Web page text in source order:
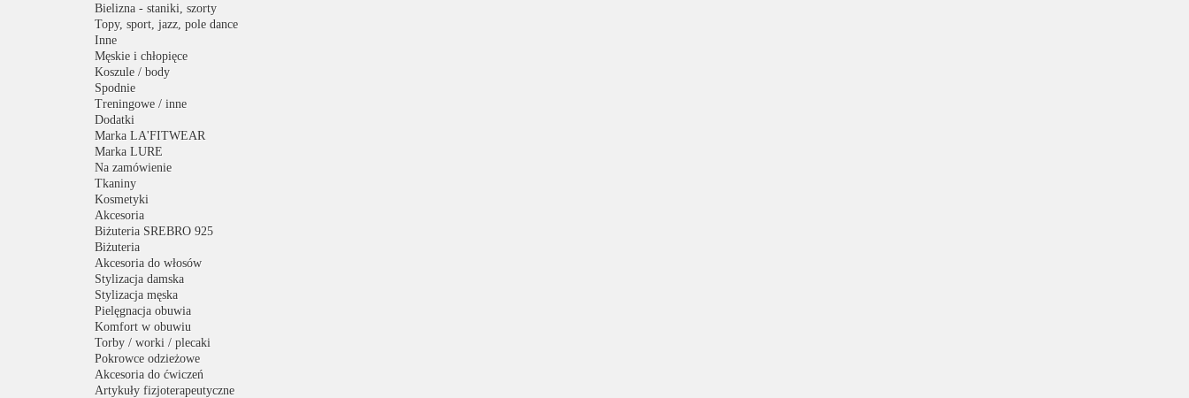
Bielizna - staniki, szorty
Topy, sport, jazz, pole dance
Inne
Męskie i chłopięce
Koszule / body
Spodnie
Treningowe / inne
Dodatki
Marka LA'FITWEAR
Marka LURE
Na zamówienie
Tkaniny
Kosmetyki
Akcesoria
Biżuteria SREBRO 925
Biżuteria
Akcesoria do włosów
Stylizacja damska
Stylizacja męska
Pielęgnacja obuwia
Komfort w obuwiu
Torby / worki / plecaki
Pokrowce odzieżowe
Akcesoria do ćwiczeń
Artykuły fizjoterapeutyczne